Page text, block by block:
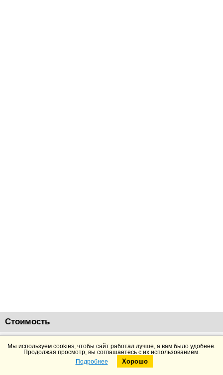
Стоимость
188966 руб. Добавить в корзину Подробнее
Telegram
Мы используем cookies, чтобы сайт работал лучше, а вам было удобнее.
Продолжая просмотр, вы соглашаетесь с их использованием.
Подробнее
Хорошо